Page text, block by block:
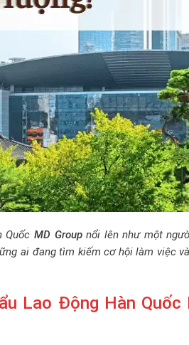
QuốcMD Groupnổi lên như một
ai đang tìm kiếm cơ hội làm việc
Lao Động Hàn Quốc